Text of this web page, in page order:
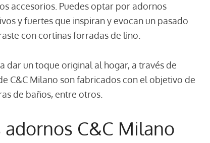
accesorios. Puedes optar por adornos
y fuertes que inspiran y evocan un pasado
con cortinas forradas de lino.
dar un toque original al hogar, a través de
C&C Milano son fabricados con el objetivo de
de baños, entre otros.
C&C Milano